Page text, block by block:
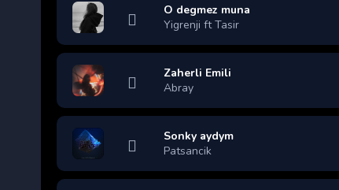
O degmez muna
Yigrenji ft Tasir
Zaherli Emili
Abray
Sonky aydym
Patsancik